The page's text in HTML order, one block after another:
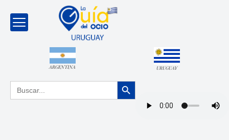
ARGENTINA URUGUAY
Buscar: Botón de búsqueda